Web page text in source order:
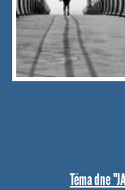
Téma dne